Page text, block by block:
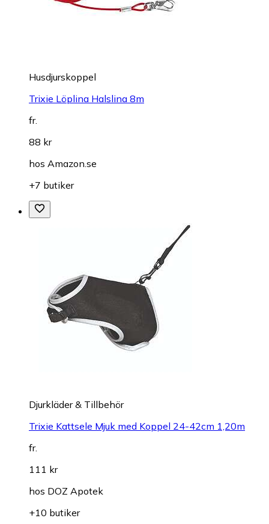
Husdjurskoppel
Trixie Löplina Halslina 8m
fr.
88 kr
hos Amazon.se
+7 butiker
Djurkläder & Tillbehör
Trixie Kattsele Mjuk med Koppel 24-42cm 1,20m
fr.
111 kr
hos DOZ Apotek
+10 butiker